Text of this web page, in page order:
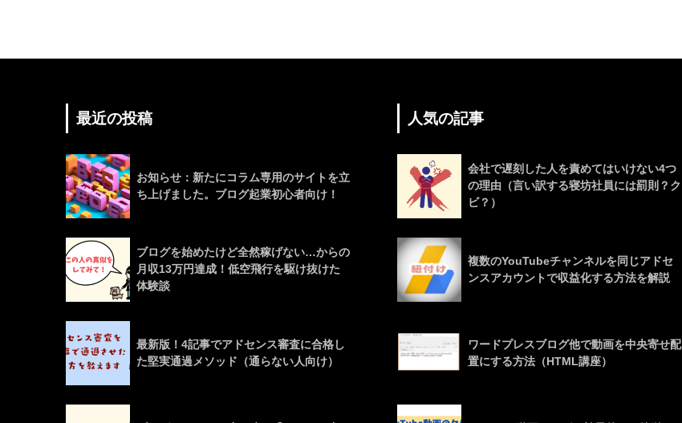
最近の投稿
お知らせ：新たにコラム専用のサイトを立
ち上げました。ブログ起業初心者向け！
ブログを始めたけど全然稼げない…からの
月収13万円達成！低空飛行を駆け抜けた
体験談
最新版！4記事でアドセンス審査に合格し
た堅実通過メソッド（通らない人向け）
人気の記事
会社で遅刻した人を責めてはいけない4つ
の理由（言い訳する寝坊社員には罰則？ク
ビ？）
複数のYouTubeチャンネルを同じアドセ
ンスアカウントで収益化する方法を解説
ワードプレスブログ他で動画を中央寄せ配
置にする方法（HTML講座）